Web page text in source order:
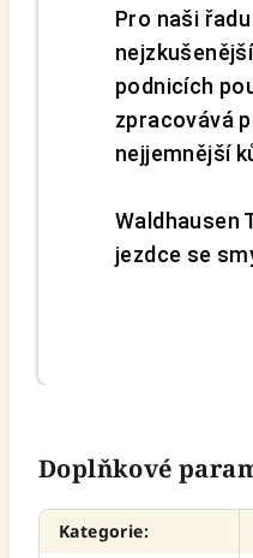
Pro naši
podnicích
zpracovává
nejjemnější
Waldhausen
jezdce se
Doplňkové
Kategorie: